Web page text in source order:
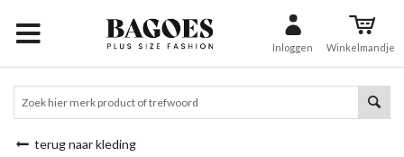
Inloggen Winkelmandje
terug naar kleding